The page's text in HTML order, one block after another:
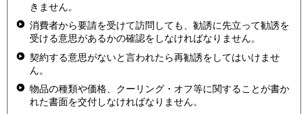
きません。
消費者から要請を受けて訪問しても、勧誘に先立って勧誘を
受ける意思があるかの確認をしなければなりません。
契約する意思がないと言われたら再勧誘をしてはいけませ
ん。
物品の種類や価格、クーリング・オフ等に関することが書か
れた書面を交付しなければなりません。